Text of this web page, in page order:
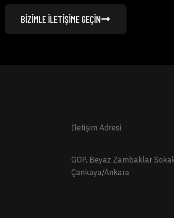
BİZİMLE İLETİŞİME GEÇİN
İletişim Adresi
GOP, Beyaz Zambaklar
Çankaya/Ankara